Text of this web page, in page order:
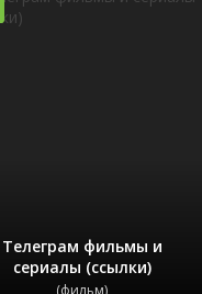
Телеграм фильмы и
сериалы (ссылки)
(фильм)